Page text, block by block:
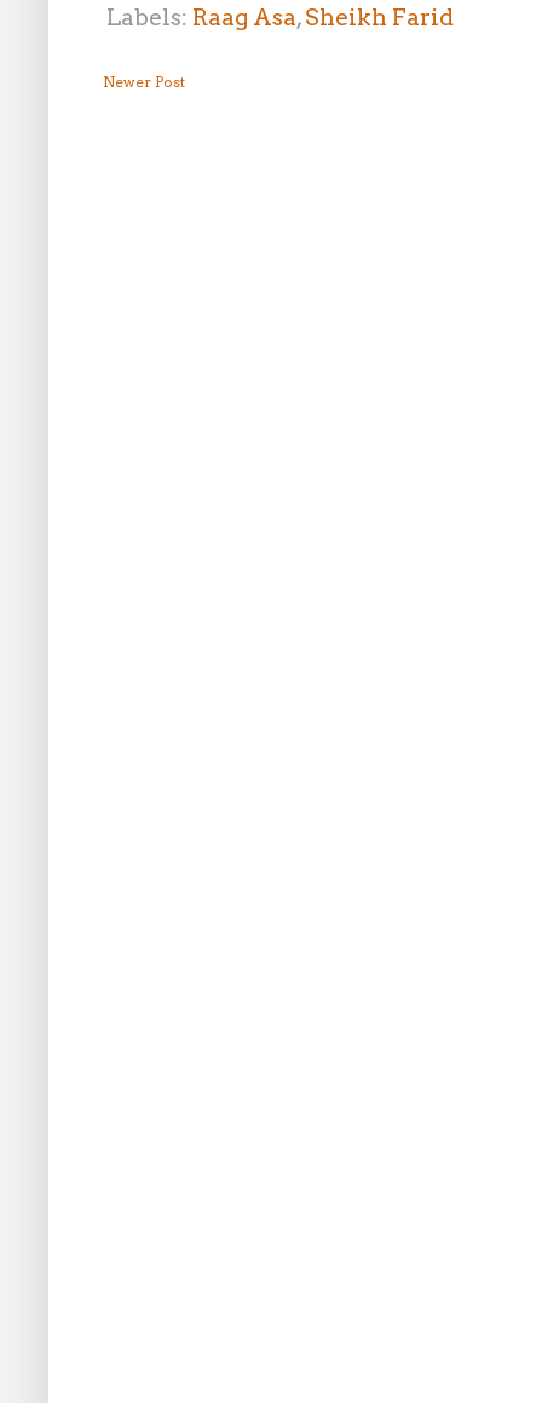
Labels: Raag Asa,Sheikh Farid
Newer Post